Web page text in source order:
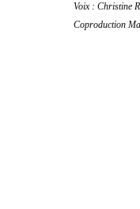
Voix : Christine
Coproduction